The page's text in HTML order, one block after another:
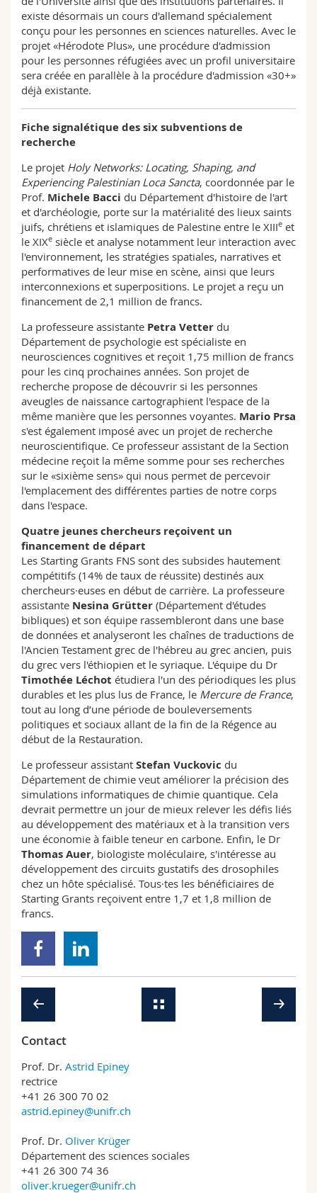
existe désormais un cours d'allemand spécialement
conçu pour les personnes en sciences naturelles. Avec le
projet «Hérodote Plus», une procédure d'admission
pour les personnes réfugiées avec un profil universitaire
sera créée en parallèle à la procédure d'admission «30+»
déjà existante.
Fiche signalétique des six subventions de
recherche
Le projet Holy Networks: Locating, Shaping, and
Experiencing Palestinian Loca Sancta, coordonnée par le
Prof. Michele Bacci du Département d'histoire de l'art
et d'archéologie, porte sur la matérialité des lieux saints
juifs, chrétiens et islamiques de Palestine entre le XIIIe et
le XIXe siècle et analyse notamment leur interaction avec
l'environnement, les stratégies spatiales, narratives et
performatives de leur mise en scène, ainsi que leurs
interconnexions et superpositions. Le projet a reçu un
financement de 2,1 million de francs.
La professeure assistante Petra Vetter du
Département de psychologie est spécialiste en
neurosciences cognitives et reçoit 1,75 million de francs
pour les cinq prochaines années. Son projet de
recherche propose de découvrir si les personnes
aveugles de naissance cartographient l'espace de la
même manière que les personnes voyantes. Mario Prsa
s'est également imposé avec un projet de recherche
neuroscientifique. Ce professeur assistant de la Section
médecine reçoit la même somme pour ses recherches
sur le «sixième sens» qui nous permet de percevoir
l'emplacement des différentes parties de notre corps
dans l'espace.
Quatre jeunes chercheurs reçoivent un
financement de départ
Les Starting Grants FNS sont des subsides hautement
compétitifs (14% de taux de réussite) destinés aux
chercheurs·euses en début de carrière. La professeure
assistante Nesina Grütter (Département d'études
bibliques) et son équipe rassembleront dans une base
de données et analyseront les chaînes de traductions de
l'Ancien Testament grec de l'hébreu au grec ancien, puis
du grec vers l'éthiopien et le syriaque. L'équipe du Dr
Timothée Léchot étudiera l'un des périodiques les plus
durables et les plus lus de France, le Mercure de France,
tout au long d’une période de bouleversements
politiques et sociaux allant de la fin de la Régence au
début de la Restauration.
Le professeur assistant Stefan Vuckovic du
Département de chimie veut améliorer la précision des
simulations informatiques de chimie quantique. Cela
devrait permettre un jour de mieux relever les défis liés
au développement des matériaux et à la transition vers
une économie à faible teneur en carbone. Enfin, le Dr
Thomas Auer, biologiste moléculaire, s'intéresse au
développement des circuits gustatifs des drosophiles
chez un hôte spécialisé. Tous·tes les bénéficiaires de
Starting Grants reçoivent entre 1,7 et 1,8 million de
francs.
Contact
Prof. Dr. Astrid Epiney
rectrice
+41 26 300 70 02
astrid.epiney@unifr.ch
Prof. Dr. Oliver Krüger
Département des sciences sociales
+41 26 300 74 36
oliver.krueger@unifr.ch